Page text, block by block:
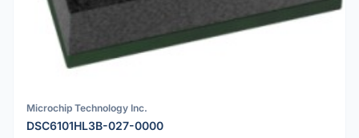
Microchip Technology Inc.
DSC6101HL3B-027-0000